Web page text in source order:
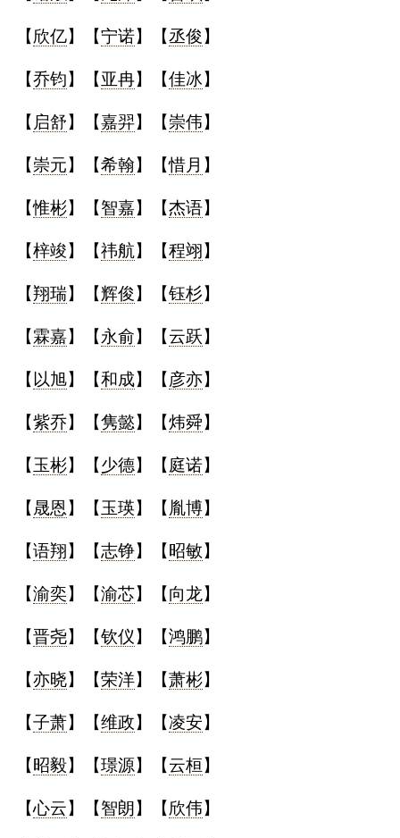
【欣亿】【宁诺】【丞俊 】
【乔钧】【亚冉】【佳冰】
【 启舒】【嘉羿】【崇伟】
【崇元】【希翰】【惜月 】
【惟彬】【智嘉】【杰语】
【梓竣】【祎航】【程翊】
【翔瑞】【辉俊 】【钰杉】
【霖嘉】【永俞】【云跃】
【 以旭】【和成】【 彦亦】
【紫乔】【隽懿】【炜舜】
【玉彬】【少德】【 庭诺】
【 晟恩 】【玉瑛】【 胤博】
【语翔】【志铮】【 昭敏】
【渝奕】【渝芯】【向龙】
【晋尧】【钦仪】【鸿鹏】
【亦晓】【荣洋】【萧彬】
【子萧】【维政】【凌安】
【 昭毅】【璟源】【云桓】
【心云】【智朗 】【欣伟】